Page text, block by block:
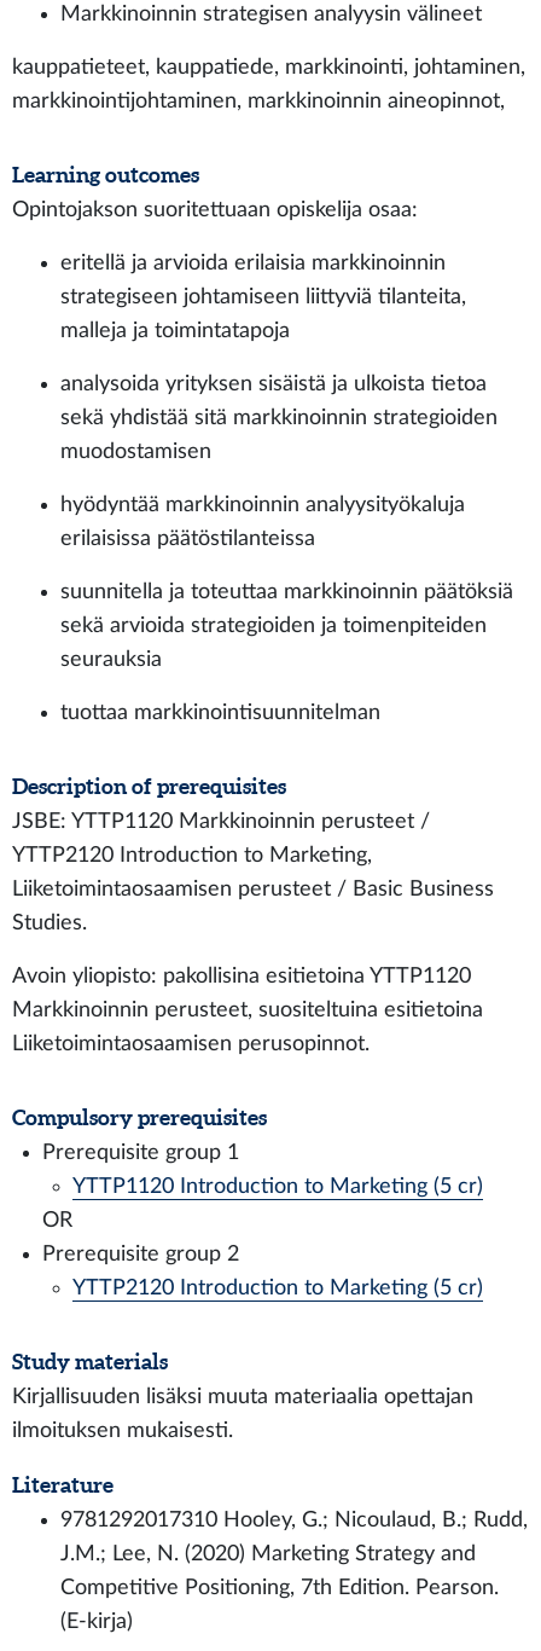
Markkinoinnin strategisen analyysin välineet
kauppatieteet, kauppatiede, markkinointi, johtaminen,
markkinointijohtaminen, markkinoinnin aineopinnot,
Learning outcomes
Opintojakson suoritettuaan opiskelija osaa:
eritellä ja arvioida erilaisia markkinoinnin
strategiseen johtamiseen liittyviä tilanteita,
malleja ja toimintatapoja
analysoida yrityksen sisäistä ja ulkoista tietoa
sekä yhdistää sitä markkinoinnin strategioiden
muodostamisen
hyödyntää markkinoinnin analyysityökaluja
erilaisissa päätöstilanteissa
suunnitella ja toteuttaa markkinoinnin päätöksiä
sekä arvioida strategioiden ja toimenpiteiden
seurauksia
tuottaa markkinointisuunnitelman
Description of prerequisites
JSBE: YTTP1120 Markkinoinnin perusteet /
YTTP2120 Introduction to Marketing,
Liiketoimintaosaamisen perusteet / Basic Business
Studies.
Avoin yliopisto: pakollisina esitietoina YTTP1120
Markkinoinnin perusteet, suositeltuina esitietoina
Liiketoimintaosaamisen perusopinnot.
Compulsory prerequisites
Prerequisite group 1
YTTP1120 Introduction to Marketing (5 cr)
OR
Prerequisite group 2
YTTP2120 Introduction to Marketing (5 cr)
Study materials
Kirjallisuuden lisäksi muuta materiaalia opettajan
ilmoituksen mukaisesti.
Literature
9781292017310 Hooley, G.; Nicoulaud, B.; Rudd,
J.M.; Lee, N. (2020) Marketing Strategy and
Competitive Positioning, 7th Edition. Pearson.
(E-kirja)